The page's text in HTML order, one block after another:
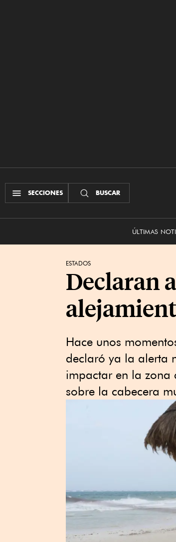
SECCIONES BUSCAR
ÚLTIMAS
ESTADOS
Declaran
Hace unos
declaró ya la alerta
impactar en la zona
sobre la cabecera